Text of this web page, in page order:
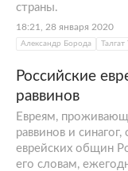
страны.
18:21, 28 января 2020
Александр Борода
Российские
раввинов
Евреям,
раввинов и
еврейских общин
его словам,